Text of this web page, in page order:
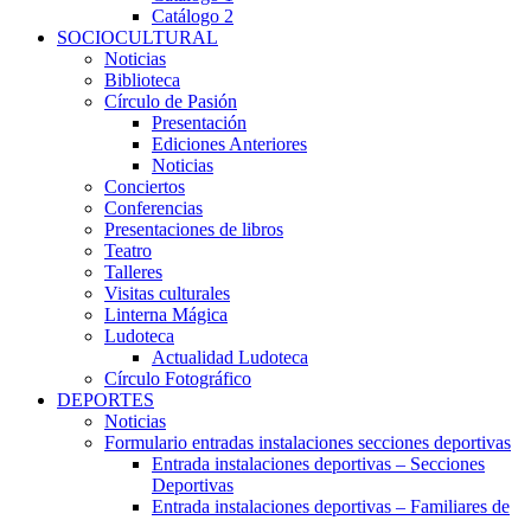
Catálogo 2
SOCIOCULTURAL
Noticias
Biblioteca
Círculo de Pasión
Presentación
Ediciones Anteriores
Noticias
Conciertos
Conferencias
Presentaciones de libros
Teatro
Talleres
Visitas culturales
Linterna Mágica
Ludoteca
Actualidad Ludoteca
Círculo Fotográfico
DEPORTES
Noticias
Formulario entradas instalaciones secciones deportivas
Entrada instalaciones deportivas – Secciones
Deportivas
Entrada instalaciones deportivas – Familiares de